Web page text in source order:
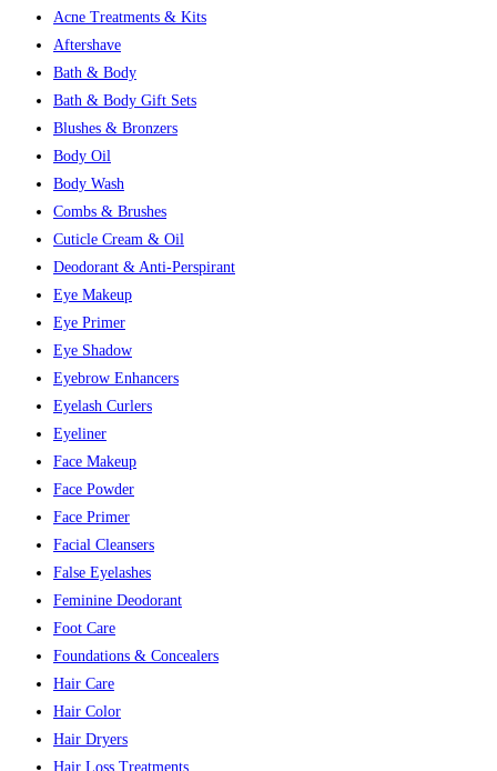
Acne Treatments & Kits
Aftershave
Bath & Body
Bath & Body Gift Sets
Blushes & Bronzers
Body Oil
Body Wash
Combs & Brushes
Cuticle Cream & Oil
Deodorant & Anti-Perspirant
Eye Makeup
Eye Primer
Eye Shadow
Eyebrow Enhancers
Eyelash Curlers
Eyeliner
Face Makeup
Face Powder
Face Primer
Facial Cleansers
False Eyelashes
Feminine Deodorant
Foot Care
Foundations & Concealers
Hair Care
Hair Color
Hair Dryers
Hair Loss Treatments